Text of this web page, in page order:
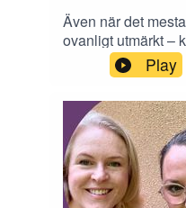
Även när det
ovanligt utmärkt –
författare pratar
och stundande
Play